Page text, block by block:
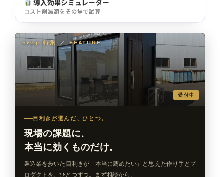
導入効果シミュレーター
コスト削減額をその場で試算
newji 特集 ／ FEATURE
受付中
目利きが選んだ、ひとつ。
現場の課題に、
本当に効くものだけ。
製造業を歩いた目利きが「本当に薦めたい」と思えた作り手とプ
ロダクトを、ひとつずつ。まず相談から。